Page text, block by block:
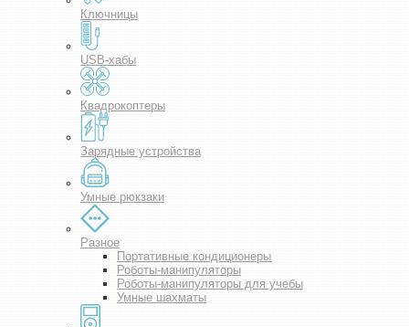
Ключницы
USB-хабы
Квадрокоптеры
Зарядные устройства
Умные рюкзаки
Разное
Портативные кондиционеры
Роботы-манипуляторы
Роботы-манипуляторы для учебы
Умные шахматы